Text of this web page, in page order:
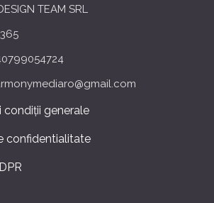
TEAM SRL
condiții generale
confidentialitate